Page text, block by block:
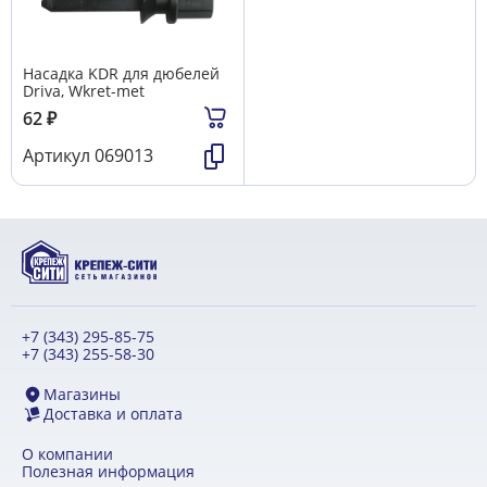
Насадка KDR для дюбелей
Driva, Wkret-met
62₽
Артикул 069013
+7 (343) 295-85-75
+7 (343) 255-58-30
Магазины
Доставка и оплата
О компании
Полезная информация